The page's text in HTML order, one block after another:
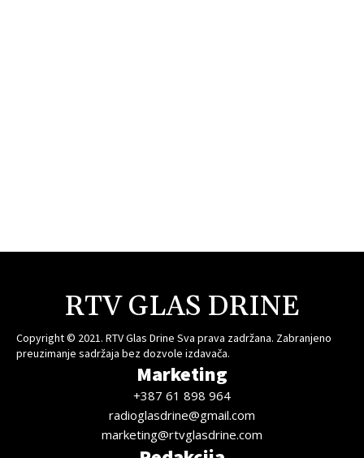
RTV GLAS DRINE
Copyright © 2021. RTV Glas Drine Sva prava zadržana. Zabranjeno
preuzimanje sadržaja bez dozvole izdavača.
Marketing
+387 61 898 964
radioglasdrine@gmail.com
marketing@rtvglasdrine.com